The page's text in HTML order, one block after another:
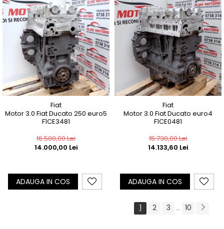
Fiat
Motor 3.0 Fiat Ducato 250 euro5
F1CE3481
16.500,00 Lei
14.000,00 Lei
ADAUGA IN COS
Fiat
Motor 3.0 Fiat Ducato euro4
F1CE0481
15.730,00 Lei
14.133,60 Lei
ADAUGA IN COS
1 2 3 ... 10